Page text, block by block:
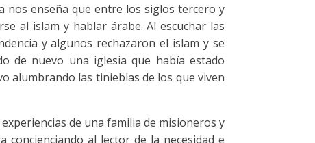
nos enseña que entre los siglos tercero y
al islam y hablar árabe. Al escuchar las
y algunos rechazaron el islam y se
de nuevo una iglesia que había estado
alumbrando las tinieblas de los que viven
de una familia de misioneros y
al lector de la necesidad e